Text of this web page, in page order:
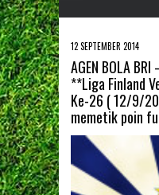
12 SEPTEMBER 2014
AGEN BOLA
**Liga Finland
Ke-26 ( 12/9/
memetik poin